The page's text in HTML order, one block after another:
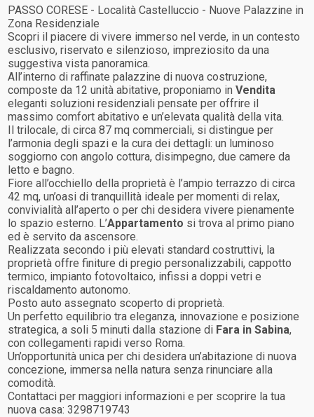
PASSO CORESE - Località Castelluccio - Nuove Palazzine in
Zona Residenziale
Scopri il piacere di vivere immerso nel verde, in un contesto
esclusivo, riservato e silenzioso, impreziosito da una
suggestiva vista panoramica.
All’interno di raffinate palazzine di nuova costruzione,
composte da 12 unità abitative, proponiamo inVendita
eleganti soluzioni residenziali pensate per offrire il
massimo comfort abitativo e un’elevata qualità della vita.
Il trilocale, di circa 87 mq commerciali, si distingue per
l’armonia degli spazi e la cura dei dettagli: un luminoso
soggiorno con angolo cottura, disimpegno, due camere da
letto e bagno.
Fiore all’occhiello della proprietà è l’ampio terrazzo di circa
42 mq, un’oasi di tranquillità ideale per momenti di relax,
convivialità all’aperto o per chi desidera vivere pienamente
lo spazio esterno. L’Appartamento si trova al primo piano
ed è servito da ascensore.
Realizzata secondo i più elevati standard costruttivi, la
proprietà offre finiture di pregio personalizzabili, cappotto
termico, impianto fotovoltaico, infissi a doppi vetri e
riscaldamento autonomo.
Posto auto assegnato scoperto di proprietà.
Un perfetto equilibrio tra eleganza, innovazione e posizione
strategica, a soli 5 minuti dalla stazione di Fara in Sabina,
con collegamenti rapidi verso Roma.
Un’opportunità unica per chi desidera un’abitazione di nuova
concezione, immersa nella natura senza rinunciare alla
comodità.
Contattaci per maggiori informazioni e per scoprire la tua
nuova casa: 3298719743